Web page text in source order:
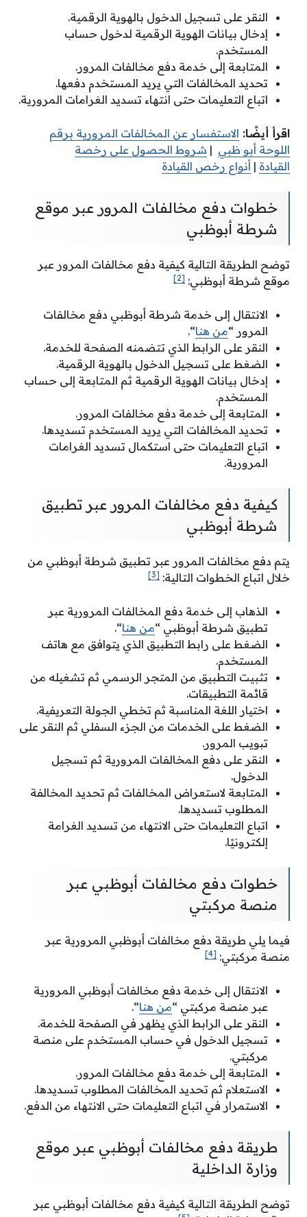
النقر على تسجيل الدخول بالهوية الرقمية.
إدخال بيانات الهوية الرقمية لدخول حساب
المستخدم.
المتابعة إلى خدمة دفع مخالفات المرور.
تحديد المخالفات التي يريد المستخدم دفعها.
اتباع التعليمات حتى انتهاء تسديد الغرامات المرورية.
اقرأ أيضًا: الاستفسار عن المخالفات المرورية برقم
اللوحة أبو ظبي | شروط الحصول على رخصة
القيادة | أنواع رخص القيادة
خطوات دفع مخالفات المرور عبر موقع
شرطة أبوظبي
توضح الطريقة التالية كيفية دفع مخالفات المرور عبر
موقع شرطة أبوظبي: [2]
الانتقال إلى خدمة شرطة أبوظبي دفع مخالفات
المرور “من هنا“.
النقر على الرابط الذي تتضمنه الصفحة للخدمة.
الضغط على تسجيل الدخول بالهوية الرقمية.
إدخال بيانات الهوية الرقمية ثم المتابعة إلى حساب
المستخدم.
المتابعة إلى خدمة دفع مخالفات المرور.
تحديد المخالفات التي يريد المستخدم تسديدها.
اتباع التعليمات حتى استكمال تسديد الغرامات
المرورية.
كيفية دفع مخالفات المرور عبر تطبيق
شرطة أبوظبي
يتم دفع مخالفات المرور عبر تطبيق شرطة أبوظبي من
خلال اتباع الخطوات التالية: [3]
الذهاب إلى خدمة دفع المخالفات المرورية عبر
تطبيق شرطة أبوظبي “من هنا“.
الضغط على رابط التطبيق الذي يتوافق مع هاتف
المستخدم.
تثبيت التطبيق من المتجر الرسمي ثم تشغيله من
قائمة التطبيقات.
اختيار اللغة المناسبة ثم تخطي الجولة التعريفية.
الضغط على الخدمات من الجزء السفلي ثم النقر على
تبويب المرور.
النقر على دفع المخالفات المرورية ثم تسجيل
الدخول.
المتابعة لاستعراض المخالفات ثم تحديد المخالفة
المطلوب تسديدها.
اتباع التعليمات حتى الانتهاء من تسديد الغرامة
إلكترونيًا.
خطوات دفع مخالفات أبوظبي عبر
منصة مركبتي
فيما يلي طريقة دفع مخالفات أبوظبي المرورية عبر
منصة مركبتي: [4]
الانتقال إلى خدمة دفع مخالفات أبوظبي المرورية
عبر منصة مركبتي “من هنا“.
النقر على الرابط الذي يظهر في الصفحة للخدمة.
تسجيل الدخول في حساب المستخدم على منصة
مركبتي.
المتابعة إلى خدمة دفع مخالفات المرور.
الاستعلام ثم تحديد المخالفات المطلوب تسديدها.
الاستمرار في اتباع التعليمات حتى الانتهاء من الدفع.
طريقة دفع مخالفات أبوظبي عبر موقع
وزارة الداخلية
توضح الطريقة التالية كيفية دفع مخالفات أبوظبي عبر